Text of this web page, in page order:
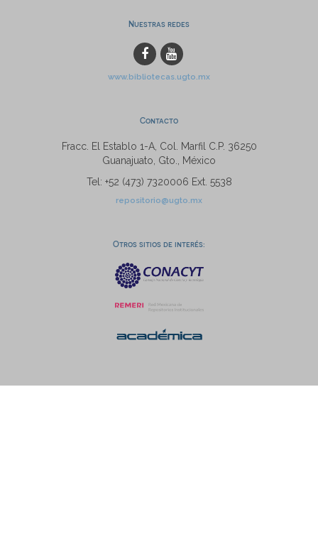
Nuestras redes
www.bibliotecas.ugto.mx
Contacto
Fracc. El Establo 1-A, Col. Marfil C.P. 36250
Guanajuato, Gto., México
Tel: +52 (473) 7320006 Ext. 5538
repositorio@ugto.mx
Otros sitios de interés: